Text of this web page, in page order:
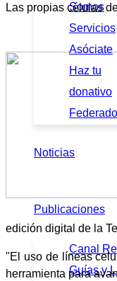
Somos
Servicios
Asóciate
Haz tu
donativo
Noticias
Publicaciones
Canal
Guías y
Las propias células
edición digital de la
"El uso de líneas
herramienta para